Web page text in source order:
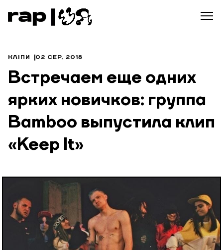
КЛІПИ 02 СЕР, 2018
Встречаем еще одних
ярких новичков: группа
Bamboo выпустила клип
«Keep It»